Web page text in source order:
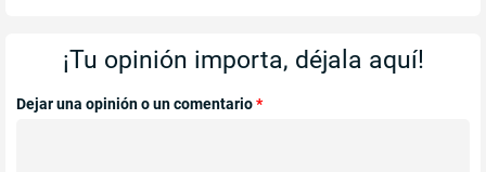
¡Tu opinión importa, déjala aquí!
Dejar una opinión o un comentario*